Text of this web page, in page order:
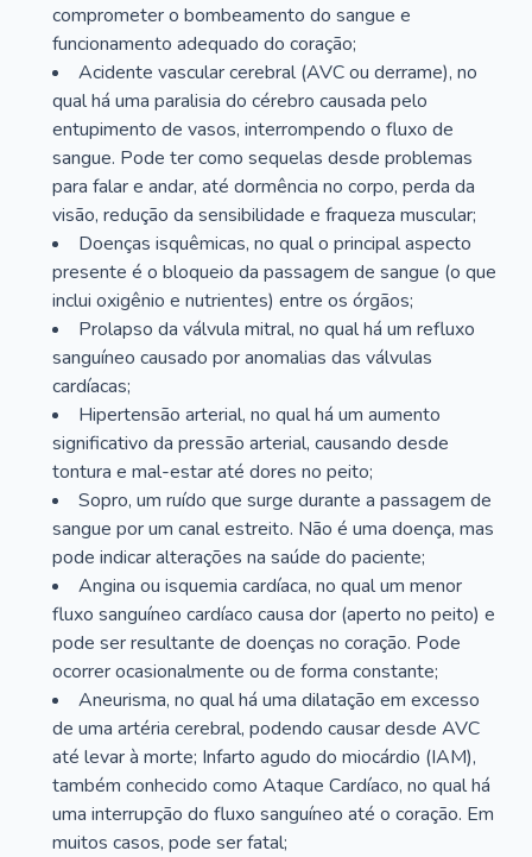
comprometer o bombeamento do sangue e
funcionamento adequado do coração;
Acidente vascular cerebral (AVC ou derrame), no
qual há uma paralisia do cérebro causada pelo
entupimento de vasos, interrompendo o fluxo de
sangue. Pode ter como sequelas desde problemas
para falar e andar, até dormência no corpo, perda da
visão, redução da sensibilidade e fraqueza muscular;
Doenças isquêmicas, no qual o principal aspecto
presente é o bloqueio da passagem de sangue (o que
inclui oxigênio e nutrientes) entre os órgãos;
Prolapso da válvula mitral, no qual há um refluxo
sanguíneo causado por anomalias das válvulas
cardíacas;
Hipertensão arterial, no qual há um aumento
significativo da pressão arterial, causando desde
tontura e mal-estar até dores no peito;
Sopro, um ruído que surge durante a passagem de
sangue por um canal estreito. Não é uma doença, mas
pode indicar alterações na saúde do paciente;
Angina ou isquemia cardíaca, no qual um menor
fluxo sanguíneo cardíaco causa dor (aperto no peito) e
pode ser resultante de doenças no coração. Pode
ocorrer ocasionalmente ou de forma constante;
Aneurisma, no qual há uma dilatação em excesso
de uma artéria cerebral, podendo causar desde AVC
até levar à morte; Infarto agudo do miocárdio (IAM),
também conhecido como Ataque Cardíaco, no qual há
uma interrupção do fluxo sanguíneo até o coração. Em
muitos casos, pode ser fatal;